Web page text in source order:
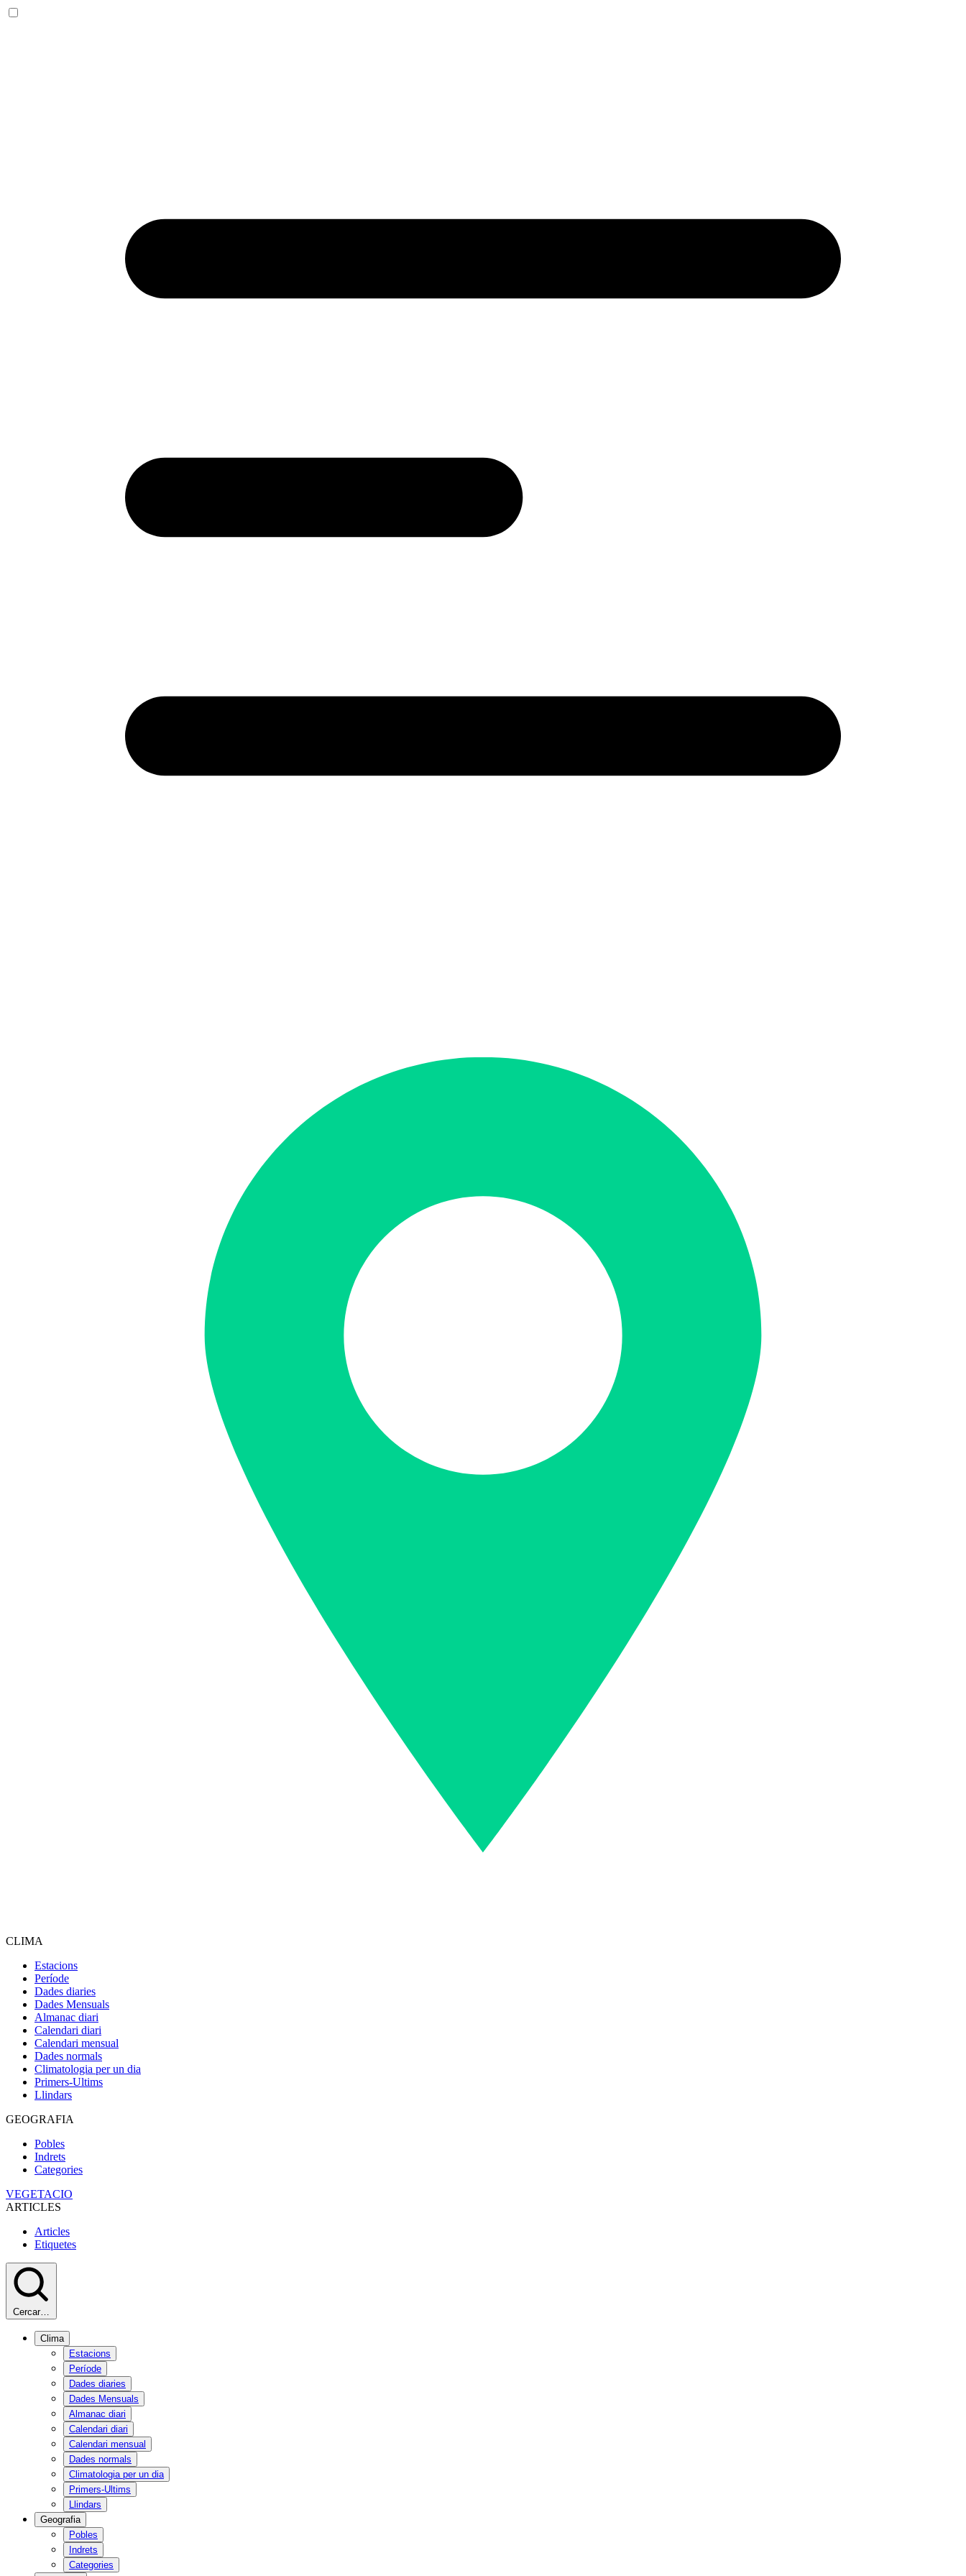
CLIMA
Estacions
Període
Dades diaries
Dades Mensuals
Almanac diari
Calendari diari
Calendari mensual
Dades normals
Climatologia per un dia
Primers-Ultims
Llindars
GEOGRAFIA
Pobles
Indrets
Categories
VEGETACIO
ARTICLES
Articles
Etiquetes
Cercar…
Clima
Estacions
Període
Dades diaries
Dades Mensuals
Almanac diari
Calendari diari
Calendari mensual
Dades normals
Climatologia per un dia
Primers-Ultims
Llindars
Geografia
Pobles
Indrets
Categories